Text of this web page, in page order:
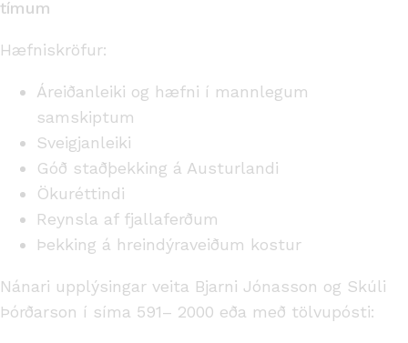
tímum
Hæfniskröfur:
Áreiðanleiki og hæfni í mannlegum
samskiptum
Sveigjanleiki
Góð staðþekking á Austurlandi
Ökuréttindi
Reynsla af fjallaferðum
Þekking á hreindýraveiðum kostur
Nánari upplýsingar veita Bjarni Jónasson og Skúli
Þórðarson í síma 591– 2000 eða með tölvupósti: